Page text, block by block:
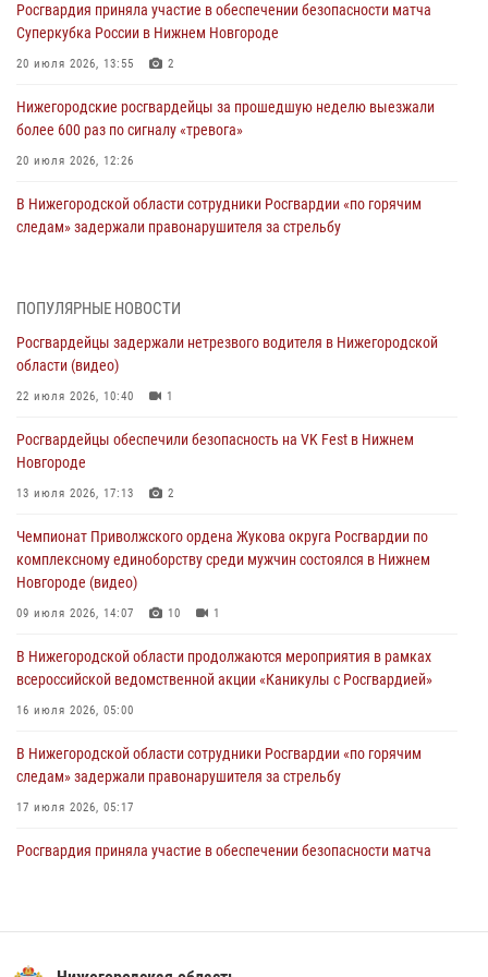
Росгвардия приняла участие в обеспечении безопасности матча
Суперкубка России в Нижнем Новгороде
20 июля 2026, 13:55 2
Нижегородские росгвардейцы за прошедшую неделю выезжали
более 600 раз по сигналу «тревога»
20 июля 2026, 12:26
В Нижегородской области сотрудники Росгвардии «по горячим
следам» задержали правонарушителя за стрельбу
В Нижегородской области продолжаются мероприятия в рамках
16 июля 2026, 05:00
Росгвардейцы обеспечили безопасность на VK Fest в Нижнем
13 июля 2026, 17:13
Нижегородские росгвардейцы за прошедшую неделю выезжали
13 июля 2026, 06:45
Росгвардейцы предотвратили серию краж в Нижнем Новгороде
10 июля 2026, 09:38
ПОПУЛЯРНЫЕ НОВОСТИ
Росгвардейцы задержали нетрезвого водителя в Нижегородской
области (видео)
22 июля 2026, 10:40 1
Росгвардейцы обеспечили безопасность на VK Fest в Нижнем
Новгороде
13 июля 2026, 17:13 2
Чемпионат Приволжского ордена Жукова округа Росгвардии по
комплексному единоборству среди мужчин состоялся в Нижнем
Новгороде (видео)
09 июля 2026, 14:07 10 1
В Нижегородской области продолжаются мероприятия в рамках
всероссийской ведомственной акции «Каникулы с Росгвардией»
16 июля 2026, 05:00
В Нижегородской области сотрудники Росгвардии «по горячим
следам» задержали правонарушителя за стрельбу
17 июля 2026, 05:17
Росгвардия приняла участие в обеспечении безопасности матча
святого равноапостольного князя Владимира